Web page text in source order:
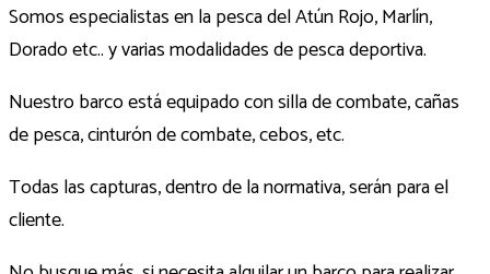
Somos especialistas en la pesca del Atún Rojo, Marlín,
Dorado etc.. y varias modalidades de pesca deportiva.
Nuestro barco está equipado con silla de combate, cañas
de pesca, cinturón de combate, cebos, etc.
Todas las capturas, dentro de la normativa, serán para el
cliente.